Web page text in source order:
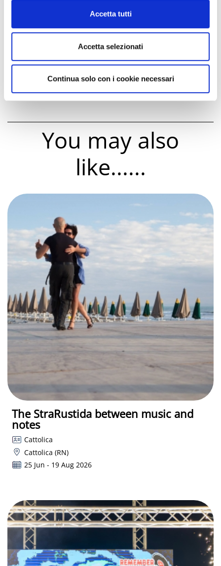
Accetta tutti
Accetta selezionati
Continua solo con i cookie necessari
The StraRustida between music and notes
100 years of Ducati: from the
You may also
like......
The StraRustida between music and
notes
Cattolica
Cattolica (RN)
25 Jun - 19 Aug 2026